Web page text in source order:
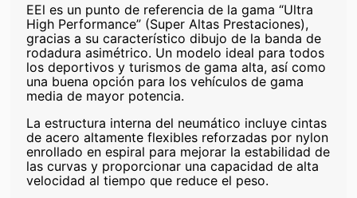
EEl es un punto de referencia de la gama “Ultra
High Performance” (Super Altas Prestaciones),
gracias a su característico dibujo de la banda de
rodadura asimétrico. Un modelo ideal para todos
los deportivos y turismos de gama alta, así como
una buena opción para los vehículos de gama
media de mayor potencia.
La estructura interna del neumático incluye cintas
de acero altamente flexibles reforzadas por nylon
enrollado en espiral para mejorar la estabilidad de
las curvas y proporcionar una capacidad de alta
velocidad al tiempo que reduce el peso.